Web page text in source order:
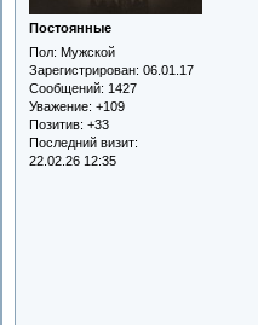
Постоянные
Пол: Мужской
Зарегистрирован: 06.01.17
Сообщений: 1427
Уважение: +109
Позитив: +33
Последний визит:
22.02.26 12:35